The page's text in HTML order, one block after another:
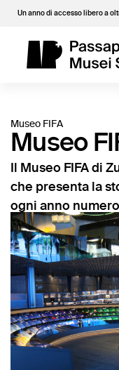
Un anno di accesso libero a
Museo FIFA
Museo
Il Museo FIFA di
che presenta la
ogni anno